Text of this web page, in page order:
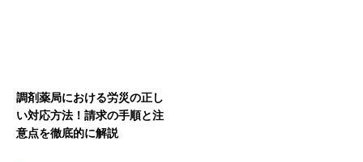
調剤薬局における労災の正し
い対応方法！請求の手順と注
意点を徹底的に解説